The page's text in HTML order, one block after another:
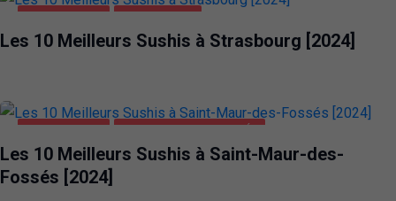
ALIMENTATION STRASBOURG
Les 10 Meilleurs Sushis à Strasbourg [2024]
ALIMENTATION SAINT-MAUR-DES-FOSSÉS
Les 10 Meilleurs Sushis à Saint-Maur-des-
Fossés [2024]